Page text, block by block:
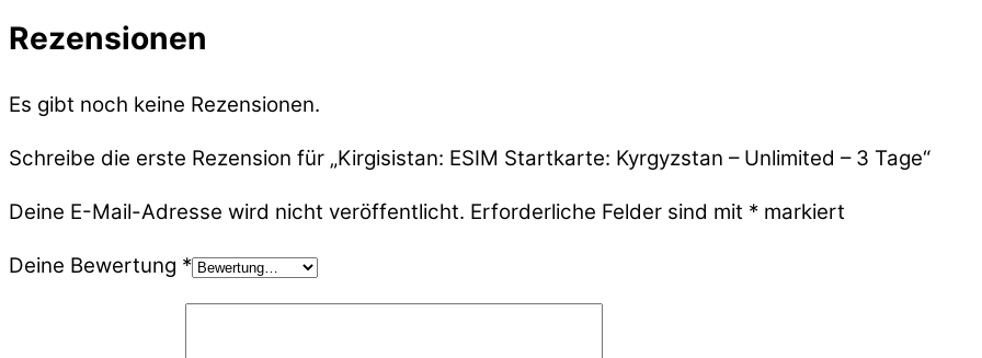
Rezensionen
Es gibt noch keine Rezensionen.
Schreibe die erste Rezension für „Kirgisistan: ESIM Startkarte: Kyrgyzstan – Unlimited – 3 Tage“
Deine E-Mail-Adresse wird nicht veröffentlicht. Erforderliche Felder sind mit * markiert
Deine Bewertung *